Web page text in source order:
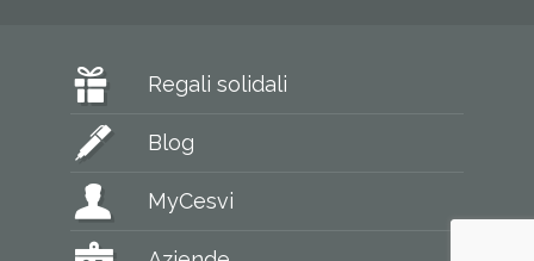
Regali solidali
Blog
MyCesvi